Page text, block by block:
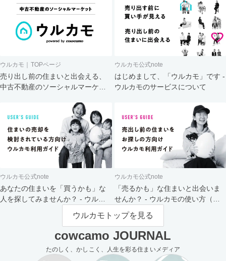
ウルカモ｜TOPページ
売り出し前の住まいと出会える、
中古不動産のソーシャルマーケッ
ウルカモ公式note
はじめまして、「ウルカモ」です -
ウルカモのサービスについて
ウルカモ公式note
あなたの住まいを「買うかも」な
人を探してみませんか？ - ウルカ
ウルカモ公式note
「売るかも」な住まいと出会いま
せんか？ - ウルカモの使い方（買
主さま向け）
ウルカモトップを見る
cowcamo JOURNAL
たのしく、かしこく、人生を彩る住まいメディア